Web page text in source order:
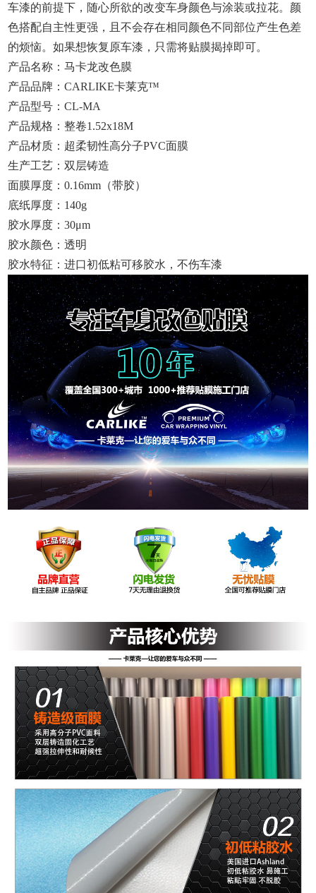
车漆的前提下，随心所欲的改变车身颜色与涂装或拉花。颜
色搭配自主性更强，且不会存在相同颜色不同部位产生色差
的烦恼。如果想恢复原车漆，只需将贴膜揭掉即可。
产品名称：马卡龙改色膜
产品品牌：CARLIKE卡莱克™
产品型号：CL-MA
产品规格：整卷1.52x18M
产品材质：超柔韧性高分子PVC面膜
生产工艺：双层铸造
面膜厚度：0.16mm（带胶）
底纸厚度：140g
胶水厚度：30μm
胶水颜色：透明
胶水特征：进口初低粘可移胶水，不伤车漆